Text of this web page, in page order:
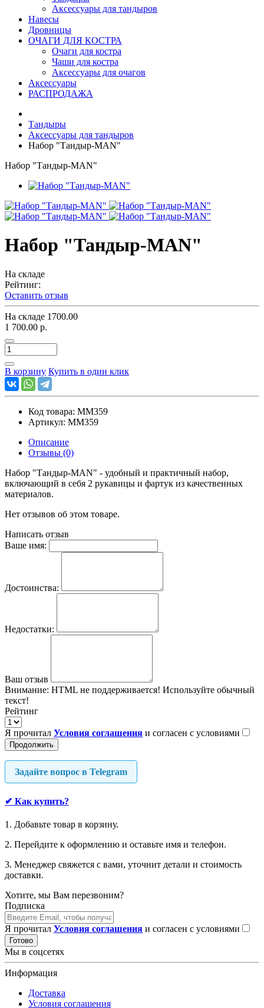
Аксессуары для тандыров
Навесы
Дровницы
ОЧАГИ ДЛЯ КОСТРА
Очаги для костра
Чаши для костра
Аксессуары для очагов
Аксессуары
РАСПРОДАЖА
Тандыры
Аксессуары для тандыров
Набор "Тандыр-MAN"
Набор "Тандыр-MAN"
Набор "Тандыр-MAN"
На складе
Рейтинг:
Оставить отзыв
На складе 1700.00
1 700.00 р.
В корзину Купить в один клик
Код товара: ММ359
Артикул: ММ359
Описание
Отзывы (0)
Набор "Тандыр-MAN" - удобный и практичный набор,
включающий в себя 2 рукавицы и фартук из качественных
материалов.
Нет отзывов об этом товаре.
Написать отзыв
Ваше имя:
Достоинства:
Недостатки:
Ваш отзыв
Внимание: HTML не поддерживается! Используйте обычный
текст!
Рейтинг
Я прочитал Условия соглашения и согласен с условиями
Продолжить
Задайте вопрос в Telegram
✔ Как купить?
1. Добавьте товар в корзину.
2. Перейдите к оформлению и оставьте имя и телефон.
3. Менеджер свяжется с вами, уточнит детали и стоимость
доставки.
Хотите, мы Вам перезвоним?
Подписка
Я прочитал Условия соглашения и согласен с условиями
Готово
Мы в соцсетях
Информация
Доставка
Условия соглашения